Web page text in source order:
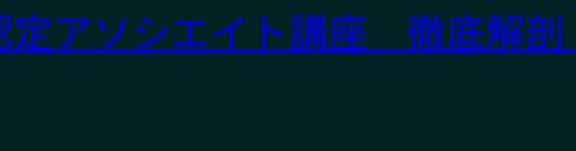
定アソシエイト講座 徹底解剖